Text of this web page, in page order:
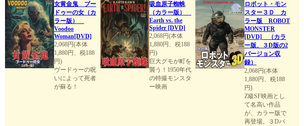
女黄金鬼 ブー
ドゥーの女（カ
ラー版）
Voodoo
Woman[DVD]
2,068円(本体
1,880円、税188
円)
ヴードゥーの呪
いによって死者
が蘇る！
吸血原子蜘蛛
（カラー版）
Earth vs. the
Spider [DVD]
2,068円(本体
1,880円、税188
円)
巨大グモが町を
襲う！1950年代
の特撮モンスタ
ー映画
ロボット・モン
スター３Ｄ カ
ラー版 ROBOT
MONSTER
[DVD] （カラ
ー版、３D版の2
バージョン収
録）
2,068円(本体
1,880円、税188
円)
Z級SF映画とし
て名高い作品
が、カラー版で
再登場。３Dバ